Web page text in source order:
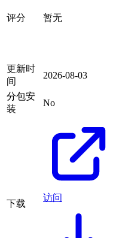
评分 暂无
更新时
间
2026-08-03
分包安
装
No
下载
访问